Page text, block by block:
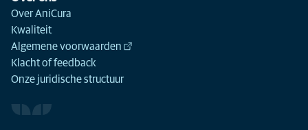
Over AniCura
Kwaliteit
Algemene voorwaarden
Klacht of feedback
Onze juridische structuur